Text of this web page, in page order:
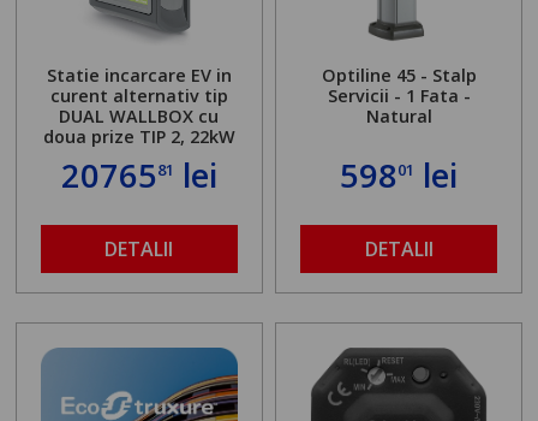
Statie incarcare EV in
curent alternativ tip
DUAL WALLBOX cu
doua prize TIP 2, 22kW
2076581 lei
DETALII
Optiline 45 - Stalp
Servicii - 1 Fata -
Natural
59801 lei
DETALII